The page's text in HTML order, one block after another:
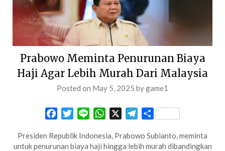
Prabowo Meminta Penurunan Biaya
Haji Agar Lebih Murah Dari Malaysia
Posted on May 5, 2025 bygame1
FacebookTwitterLine WhatsApp Telegram
Share
Presiden Republik Indonesia, Prabowo Subianto, meminta
untuk penurunan biaya haji hingga lebih murah dibandingkan